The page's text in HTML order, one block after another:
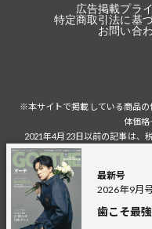
最新号
2026年9月
歯こそ最
広告掲載プラ
特定商取引法に基
お問い合
※本サイトで掲載している商品
体価格
2021年4月23日以前の記事は、
税込の場合の税額